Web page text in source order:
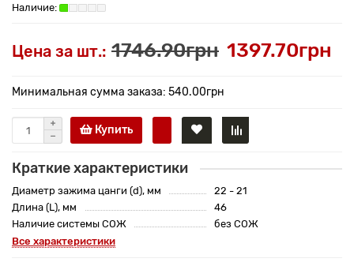
Цена за шт.: 1746.90грн 1397.70грн
Минимальная сумма заказа: 540.00грн
Купить
Краткие характеристики
Диаметр зажима цанги (d), мм
22 - 21
Длина (L), мм
46
Наличие системы СОЖ
без СОЖ
Все характеристики